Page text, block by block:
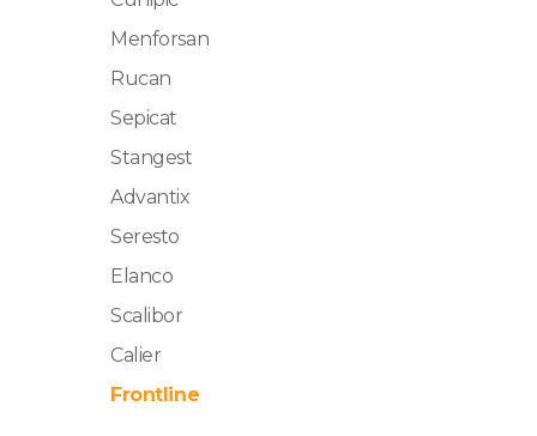
Menforsan
Rucan
Sepicat
Stangest
Advantix
Seresto
Elanco
Scalibor
Calier
Frontline